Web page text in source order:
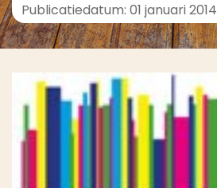
Publicatiedatum: 01 januari 2014